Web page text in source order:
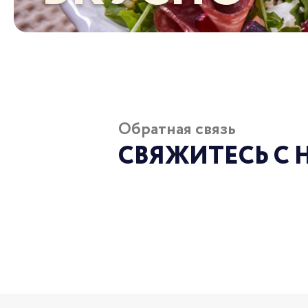
Обратная связь
СВЯЖИТЕСЬ С